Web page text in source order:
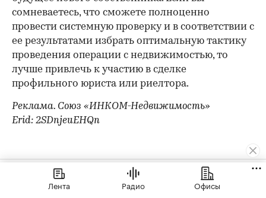
сомневаетесь, что сможете полноценно
провести системную проверку и в соответствии с
ее результатами избрать оптимальную тактику
проведения операции с недвижимостью, то
лучше привлечь к участию в сделке
профильного юриста или риелтора.
Реклама. Союз «ИНКОМ-Недвижимость»
Erid: 2SDnjeuEHQn
Контактная информация
Редакция
Лента Радио Офисы